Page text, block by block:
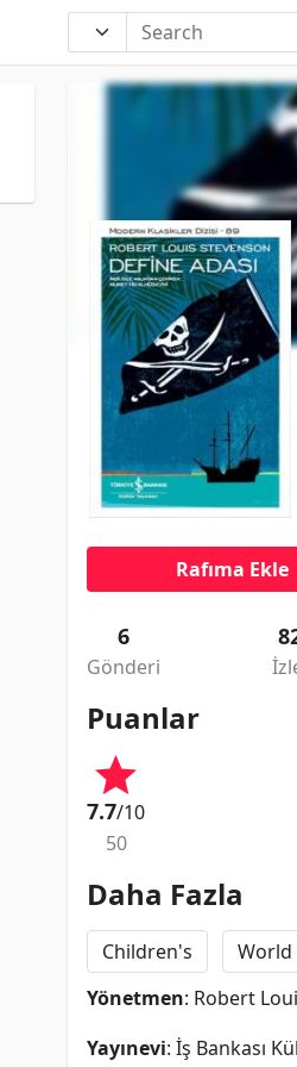
Rafıma Ekle
6
Gönderi
Puanlar
7.7/10
50
Daha Fazla
Children's World
Yönetmen: Robert
Yayınevi: İş Bankası